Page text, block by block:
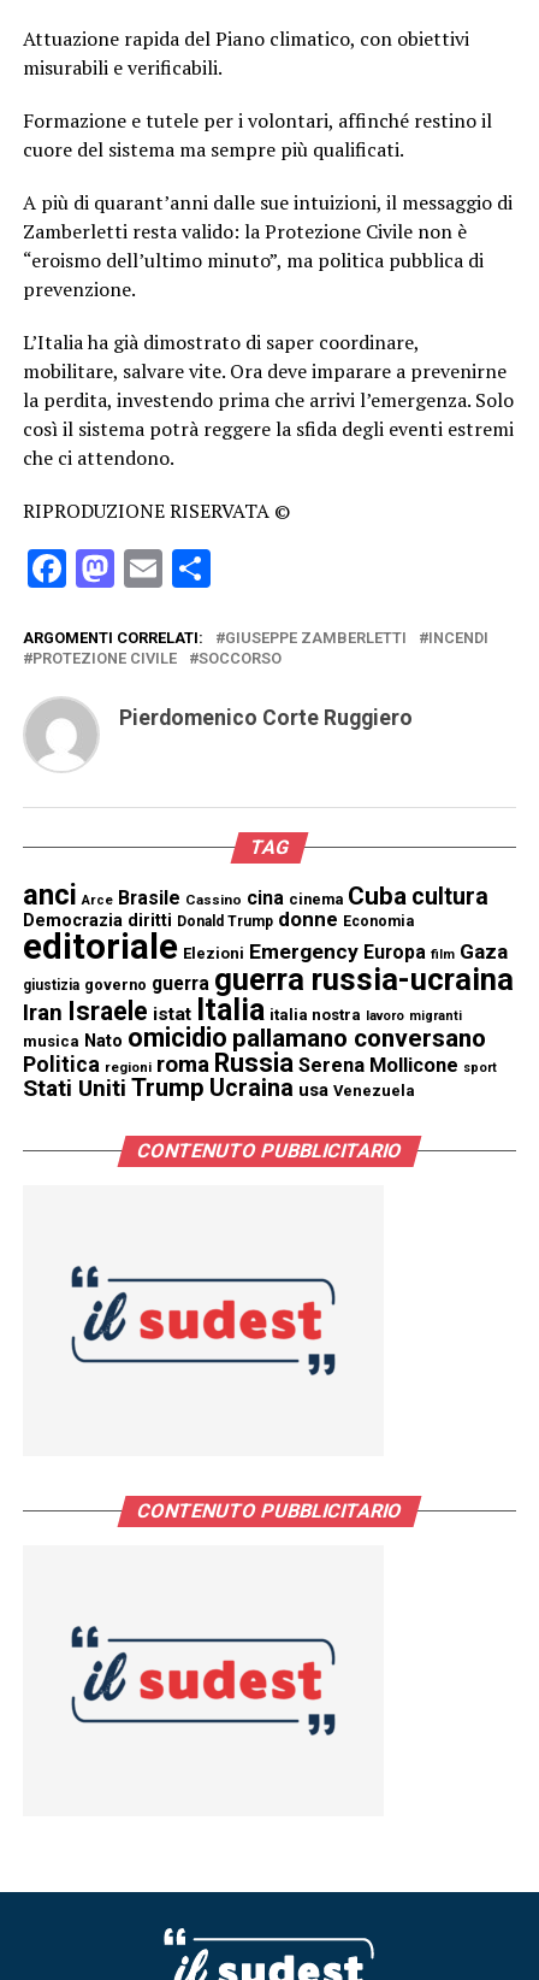
Attuazione rapida del Piano climatico, con obiettivi
misurabili e verificabili.
Formazione e tutele per i volontari, affinché restino il
cuore del sistema ma sempre più qualificati.
A più di quarant’anni dalle sue intuizioni, il messaggio di
Zamberletti resta valido: la Protezione Civile non è
“eroismo dell’ultimo minuto”, ma politica pubblica di
prevenzione.
L’Italia ha già dimostrato di saper coordinare,
mobilitare, salvare vite. Ora deve imparare a prevenirne
la perdita, investendo prima che arrivi l’emergenza. Solo
così il sistema potrà reggere la sfida degli eventi estremi
che ci attendono.
RIPRODUZIONE RISERVATA ©
Facebook
Mastodon
EmailCondividi
ARGOMENTI CORRELATI: GIUSEPPE ZAMBERLETTI
INCENDI
PROTEZIONE CIVILE
SOCCORSO
Pierdomenico Corte Ruggiero
TAG
anci Arce Brasile Cassino cina cinema Cuba cultura
Democrazia diritti Donald Trump donne Economia
editoriale Elezioni Emergency Europa film Gaza
giustizia governo guerra guerra russia-ucraina
Iran Israele istat Italia italia nostra lavoro migranti
musica Nato omicidio pallamano conversano
Politica regioni roma Russia Serena Mollicone sport
Stati Uniti Trump Ucraina usa Venezuela
CONTENUTO PUBBLICITARIO
CONTENUTO PUBBLICITARIO